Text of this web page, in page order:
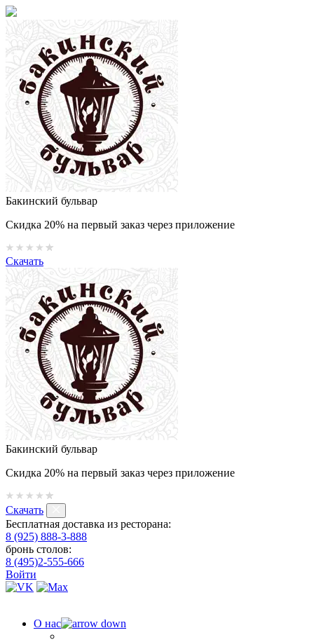
Бакинский бульвар
Скидка 20% на первый заказ через приложение
Скачать
Бакинский бульвар
Скидка 20% на первый заказ через приложение
Скачать
Бесплатная доставка из ресторана:
8 (925) 888-3-888
бронь столов:
8 (495)2-555-666
Войти
О нас